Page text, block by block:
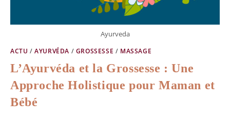
Ayurveda
ACTU /AYURVÉDA / GROSSESSE / MASSAGE
L’Ayurvéda et la Grossesse : Une
Approche Holistique pour Maman et
Bébé